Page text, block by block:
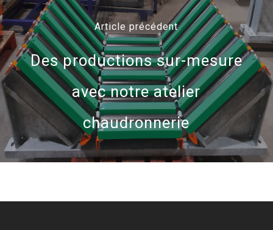
Article précédent
Des productions sur-mesure
avec notre atelier
chaudronnerie